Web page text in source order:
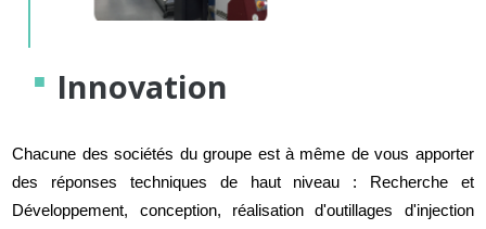
Innovation
Chacune des sociétés du groupe est à même de vous apporter
des réponses techniques de haut niveau : Recherche et
Développement, conception, réalisation d'outillages d'injection